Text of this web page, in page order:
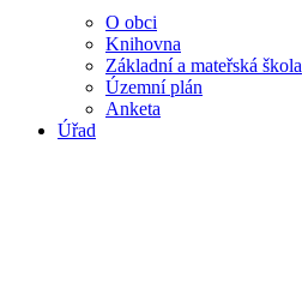
O obci
Knihovna
Základní a mateřská škola
Územní plán
Anketa
Úřad